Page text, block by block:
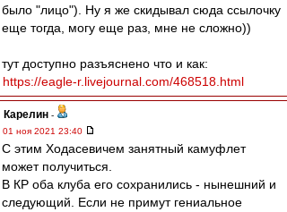
было "лицо"). Ну я же скидывал сюда ссылочку
еще тогда, могу еще раз, мне не сложно))
тут доступно разъяснено что и как:
https://eagle-r.livejournal.com/468518.html
Карелин -
01 ноя 2021 23:40
С этим Ходасевичем занятный камуфлет
может получиться.
В КР оба клуба его сохранились - нынешний и
следующий. Если не примут гениальное